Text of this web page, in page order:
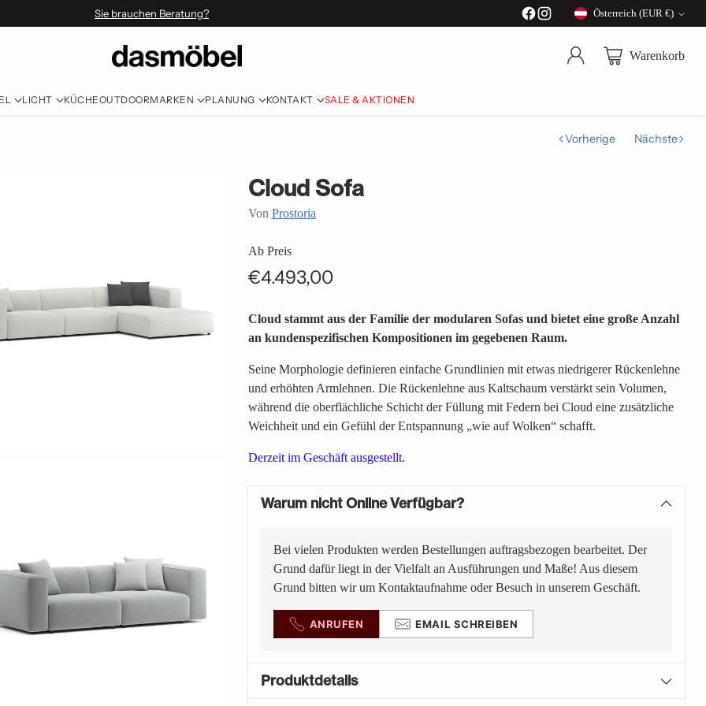
Sie brauchen Beratung?
Währung
Österreich (EUR €)
Warenkorb
LICHT KÜCHEOUTDOORMARKEN PLANUNG KONTAKT SALE & AKTIONEN
Vorherige Nächste
Cloud Sofa
Von Prostoria
Ab Preis
Normaler
Preis
€4.493,00
Cloud stammt aus der Familie der modularen Sofas und bietet eine große Anzahl
an kundenspezifischen Kompositionen im gegebenen Raum.
Seine Morphologie definieren einfache Grundlinien mit etwas niedrigerer Rückenlehne
und erhöhten Armlehnen. Die Rückenlehne aus Kaltschaum verstärkt sein Volumen,
während die oberflächliche Schicht der Füllung mit Federn bei Cloud eine zusätzliche
Weichheit und ein Gefühl der Entspannung „wie auf Wolken“ schafft.
Derzeit im Geschäft ausgestellt.
Warum nicht Online Verfügbar?
Bei vielen Produkten werden Bestellungen auftragsbezogen bearbeitet. Der
Grund dafür liegt in der Vielfalt an Ausführungen und Maße! Aus diesem
Grund bitten wir um Kontaktaufnahme oder Besuch in unserem Geschäft.
ANRUFEN EMAIL SCHREIBEN
Produktdetails